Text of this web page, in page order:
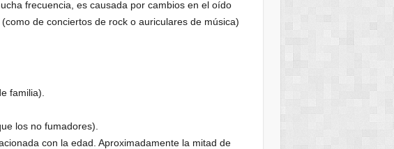
frecuencia, es causada por cambios en el oído
de conciertos de rock o auriculares de música)
familia).
los no fumadores).
con la edad. Aproximadamente la mitad de